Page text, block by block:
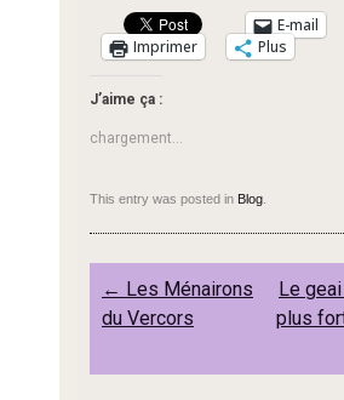
E-mail
Imprimer
Plus
J’aime ça :
chargement…
This entry was posted in Blog
Post
navigation
← Les Ménairons
du Vercors
Le
plus